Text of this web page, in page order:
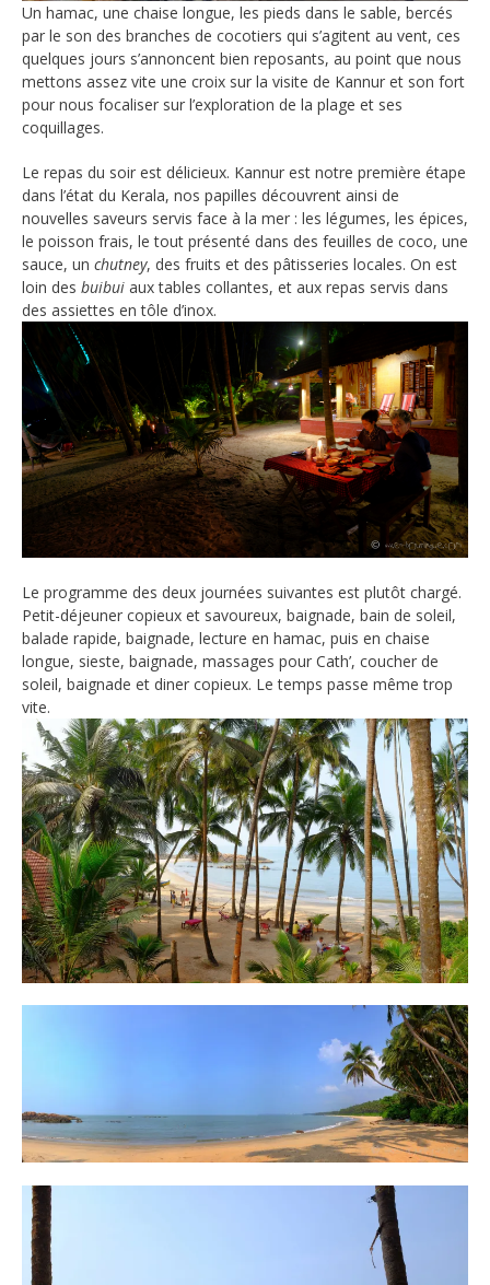
Un hamac, une chaise longue, les pieds dans le sable, bercés
par le son des branches de cocotiers qui s’agitent au vent, ces
quelques jours s’annoncent bien reposants, au point que nous
mettons assez vite une croix sur la visite de Kannur et son fort
pour nous focaliser sur l’exploration de la plage et ses
coquillages.
Le repas du soir est délicieux. Kannur est notre première étape
dans l’état du Kerala, nos papilles découvrent ainsi de
nouvelles saveurs servis face à la mer : les légumes, les épices,
le poisson frais, le tout présenté dans des feuilles de coco, une
sauce, un chutney, des fruits et des pâtisseries locales. On est
loin des buibui aux tables collantes, et aux repas servis dans
des assiettes en tôle d’inox.
Le programme des deux journées suivantes est plutôt chargé.
Petit-déjeuner copieux et savoureux, baignade, bain de soleil,
balade rapide, baignade, lecture en hamac, puis en chaise
longue, sieste, baignade, massages pour Cath’, coucher de
soleil, baignade et diner copieux. Le temps passe même trop
vite.